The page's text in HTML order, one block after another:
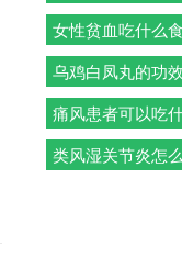
女性贫血吃什么
乌鸡白凤丸的功
痛风患者可以吃
类风湿关节炎怎